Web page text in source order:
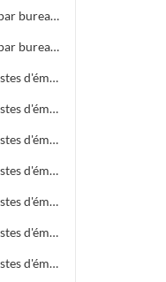
Elections présidentielles 2002 : Listes d'émargement par bureau de vote : 22 à 25
Elections présidentielles 2002 : Listes d'émargement par bureau de vote : 26 à 29
Elections législatives 2002 - 4ème circonscription : Listes d'émargement par bureau de vote : 01 à 05
Elections législatives 2002 - 4ème circonscription : Listes d'émargement par bureau de vote : 06 à 09
Elections législatives 2002 - 4ème circonscription : Listes d'émargement par bureau de vote : 10 à 14
Elections législatives 2002 - 4ème circonscription : Listes d'émargement par bureau de vote : 15 à 17
Elections législatives 2002 - 5ème circonscription : Listes d'émargement par bureau de vote : 18 à 21
Elections législatives 2002 - 5ème circonscription : Listes d'émargement par bureau de vote : 22 à 25
Elections législatives 2002 - 5ème circonscription : Listes d'émargement par bureau de vote : 26 à 29